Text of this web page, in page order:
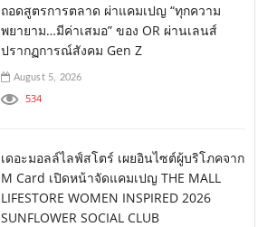
ถอดสูตรการตลาด ผ่าแคมเปญ “ทุกความ
พยายาม…มีค่าเสมอ” ของ OR ผ่านเลนส์
ปรากฏการณ์สังคม Gen Z
August 5, 2026
534
เดอะมอลล์ไลฟ์สโตร์ เผยอินไซต์ผู้บริโภคจาก
M Card เปิดหน้าจัดแคมเปญ THE MALL
LIFESTORE WOMEN INSPIRED 2026
SUNFLOWER SOCIAL CLUB